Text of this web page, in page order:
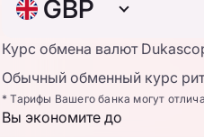
GBP
Курс обмена валют
Обычный обменный курс
* Тарифы Вашего банка могут
Вы экономите до